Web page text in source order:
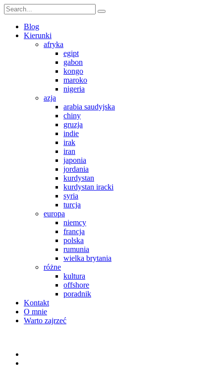
Blog
Kierunki
afryka
egipt
gabon
kongo
maroko
nigeria
azja
arabia saudyjska
chiny
gruzja
indie
irak
iran
japonia
jordania
kurdystan
kurdystan iracki
syria
turcja
europa
niemcy
francja
polska
rumunia
wielka brytania
różne
kultura
offshore
poradnik
Kontakt
O mnie
Warto zajrzeć